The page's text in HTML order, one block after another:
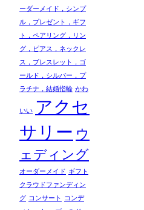
ーダーメイド，シンプ
ル，プレゼント，ギフ
ト，ペアリング，リン
グ，ピアス，ネックレ
ス，ブレスレット，ゴ
ールド，シルバー，プ
ラチナ，結婚指輪 かわ
いい アクセ
サリー ウ
ェディング
オーダーメイド ギフト
クラウドファンディン
グ コンサート コンデ